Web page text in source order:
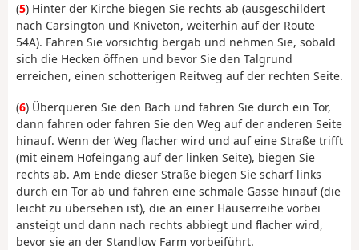
(5) Hinter der Kirche biegen Sie rechts ab (ausgeschildert
nach Carsington und Kniveton, weiterhin auf der Route
54A). Fahren Sie vorsichtig bergab und nehmen Sie, sobald
sich die Hecken öffnen und bevor Sie den Talgrund
erreichen, einen schotterigen Reitweg auf der rechten Seite.
(6) Überqueren Sie den Bach und fahren Sie durch ein Tor,
dann fahren oder fahren Sie den Weg auf der anderen Seite
hinauf. Wenn der Weg flacher wird und auf eine Straße trifft
(mit einem Hofeingang auf der linken Seite), biegen Sie
rechts ab. Am Ende dieser Straße biegen Sie scharf links
durch ein Tor ab und fahren eine schmale Gasse hinauf (die
leicht zu übersehen ist), die an einer Häuserreihe vorbei
ansteigt und dann nach rechts abbiegt und flacher wird,
bevor sie an der Standlow Farm vorbeiführt.